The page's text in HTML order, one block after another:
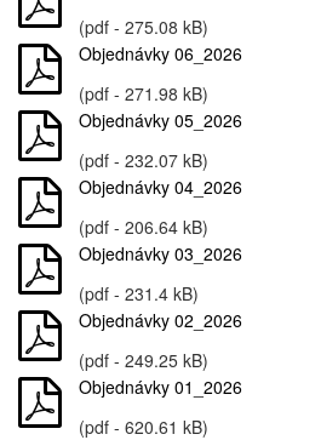
(pdf - 275.08 kB)
Objednávky 06_2026
(pdf - 271.98 kB)
Objednávky 05_2026
(pdf - 232.07 kB)
Objednávky 04_2026
(pdf - 206.64 kB)
Objednávky 03_2026
(pdf - 231.4 kB)
Objednávky 02_2026
(pdf - 249.25 kB)
Objednávky 01_2026
(pdf - 620.61 kB)